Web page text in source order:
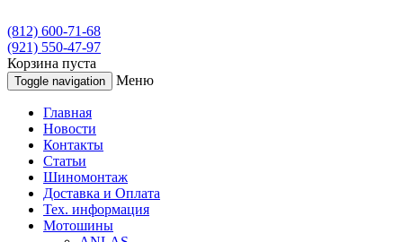
(812) 600-71-68
(921) 550-47-97
Корзина пуста
Toggle navigation Меню
Главная
Новости
Контакты
Статьи
Шиномонтаж
Доставка и Оплата
Тех. информация
Мотошины